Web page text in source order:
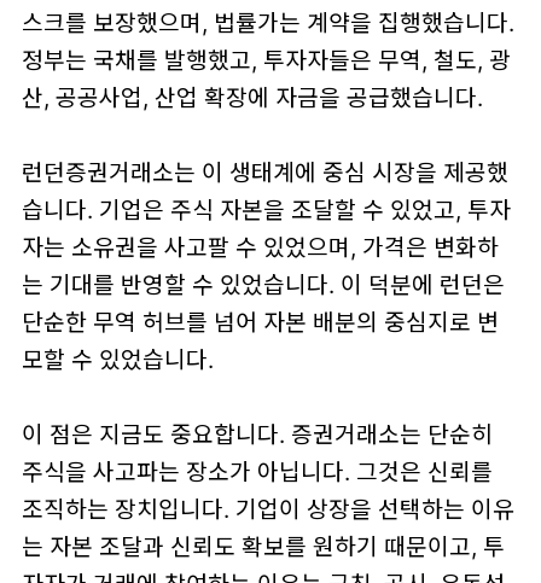
스크를 보장했으며, 법률가는 계약을 집행했습니다.
정부는 국채를 발행했고, 투자자들은 무역, 철도, 광
산, 공공사업, 산업 확장에 자금을 공급했습니다.
런던증권거래소는 이 생태계에 중심 시장을 제공했
습니다. 기업은 주식 자본을 조달할 수 있었고, 투자
자는 소유권을 사고팔 수 있었으며, 가격은 변화하
는 기대를 반영할 수 있었습니다. 이 덕분에 런던은
단순한 무역 허브를 넘어 자본 배분의 중심지로 변
모할 수 있었습니다.
이 점은 지금도 중요합니다. 증권거래소는 단순히
주식을 사고파는 장소가 아닙니다. 그것은 신뢰를
조직하는 장치입니다. 기업이 상장을 선택하는 이유
는 자본 조달과 신뢰도 확보를 원하기 때문이고, 투